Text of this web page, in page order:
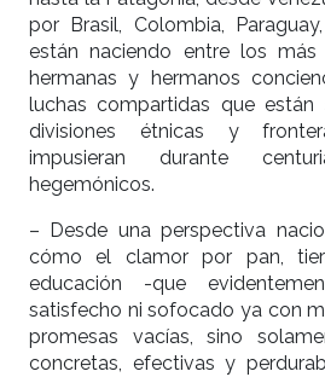
por Brasil, Colombia,
están naciendo entre los más
hermanas y hermanos
luchas compartidas que
divisiones étnicas y
impusieran durante
hegemónicos.
– Desde una perspectiva
cómo el clamor por pan,
educación -que
satisfecho ni sofocado ya con
promesas vacías, sino
concretas, efectivas y